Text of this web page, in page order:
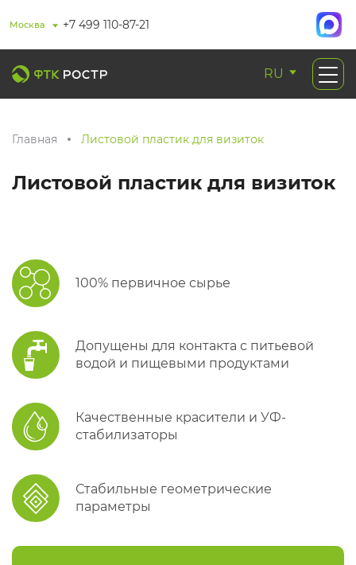
Москва +7 499 110-87-21
RU
Главная Листовой пластик для визиток
Листовой пластик для визиток
100% первичное сырье
Допущены для контакта с питьевой
водой и пищевыми продуктами
Качественные красители и УФ-
стабилизаторы
Стабильные геометрические
параметры